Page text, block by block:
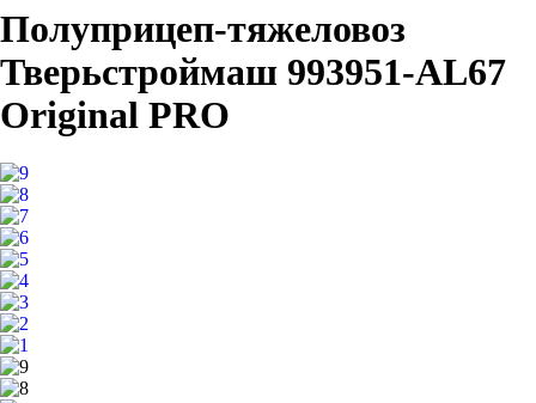
Полуприцеп-тяжеловоз
Тверьстроймаш 993951-AL67
Original PRO